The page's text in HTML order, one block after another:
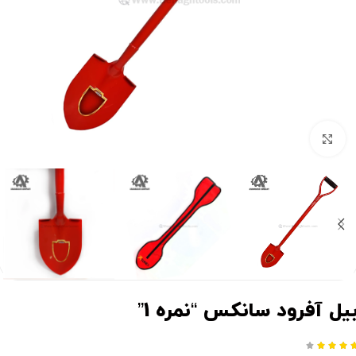
آفرود سانکس “نمره 1”



